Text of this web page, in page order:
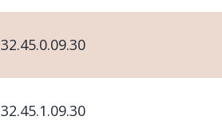
32.45.0.09.30
32.45.1.09.30